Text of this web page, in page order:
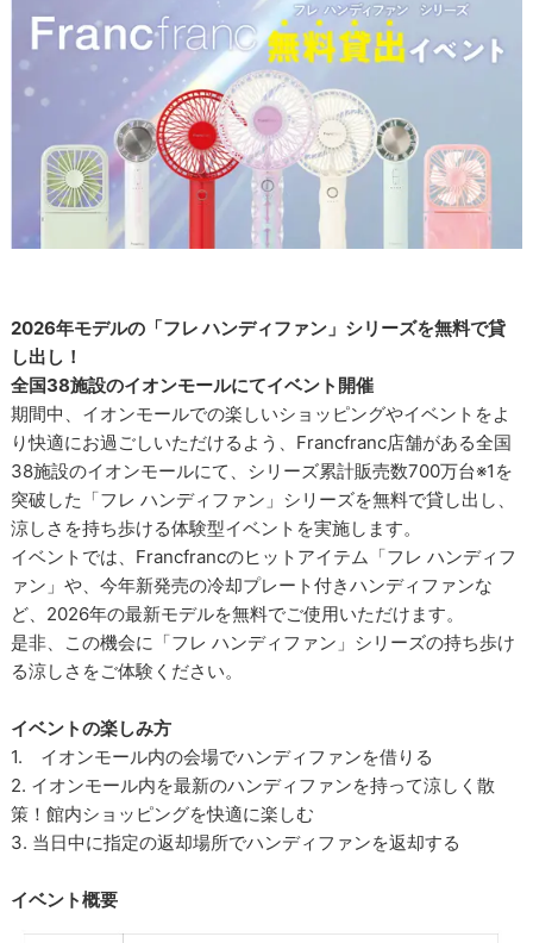
2026年モデルの「フレ ハンディファン」シリーズを無料で貸
し出し！
全国38施設のイオンモールにてイベント開催
期間中、イオンモールでの楽しいショッピングやイベントをよ
り快適にお過ごしいただけるよう、Francfranc店舗がある全国
38施設のイオンモールにて、シリーズ累計販売数700万台※1を
突破した「フレ ハンディファン」シリーズを無料で貸し出し、
涼しさを持ち歩ける体験型イベントを実施します。
イベントでは、Francfrancのヒットアイテム「フレ ハンディフ
ァン」や、今年新発売の冷却プレート付きハンディファンな
ど、2026年の最新モデルを無料でご使用いただけます。
是非、この機会に「フレ ハンディファン」シリーズの持ち歩け
る涼しさをご体験ください。
イベントの楽しみ方
1. イオンモール内の会場でハンディファンを借りる
2. イオンモール内を最新のハンディファンを持って涼しく散
策！館内ショッピングを快適に楽しむ
3. 当日中に指定の返却場所でハンディファンを返却する
イベント概要